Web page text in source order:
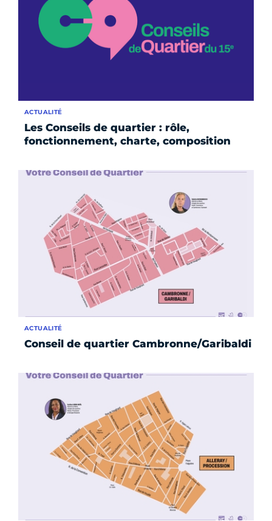
Les Conseils de quartier : rôle,
fonctionnement, charte, composition
ACTUALITÉ
Conseil de quartier Cambronne/Garibaldi
ACTUALITÉ